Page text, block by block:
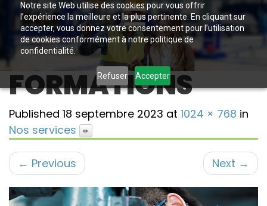
Notre site Web utilise des cookies pour vous offrir
l’expérience la meilleure et la plus pertinente. En cliquant sur
accepter, vous donnez votre consentement pour l’utilisation
de cookies conformément à notre politique de
confidentialité.
Refuser Accepter
FORMATIONS
Published 18 septembre 2023 at 1024 × 768 in
Nos services
← Previous Next →